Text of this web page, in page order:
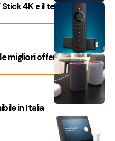
4K e il telecomando
migliori offerte per i
in Italia